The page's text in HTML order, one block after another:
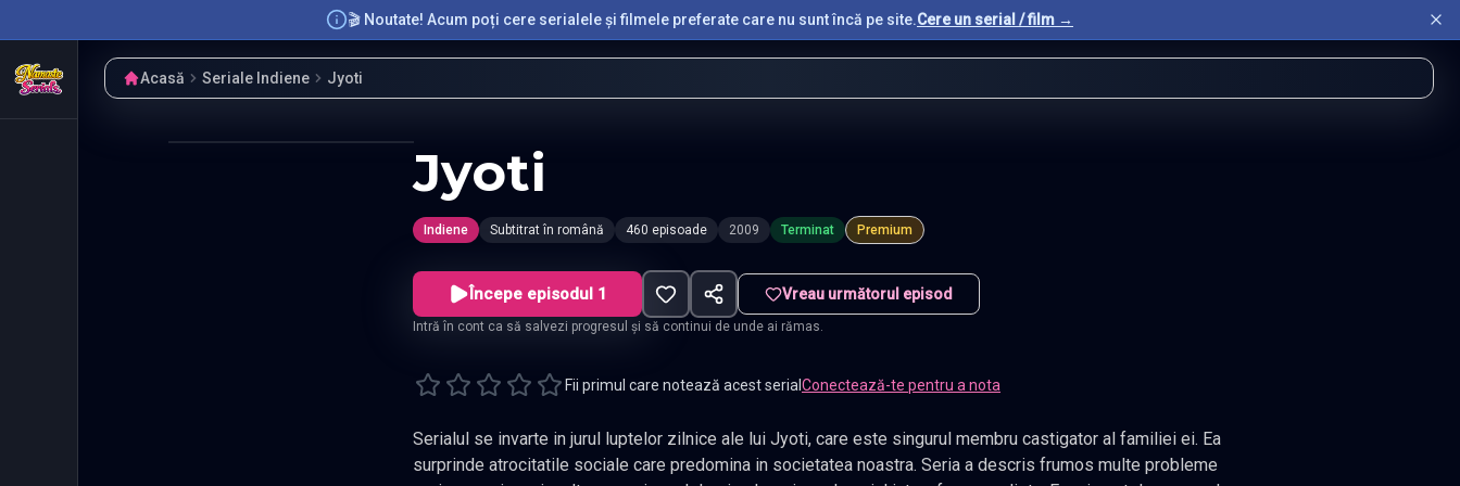
🎬 Noutate! Acum poți cere serialele și filmele preferate care nu sunt încă pe site.Cere un serial / film →
Acasă Seriale Indiene Jyoti
Jyoti
Indiene Subtitrat în română 460 episoade 2009 Terminat Premium
Începe episodul 1 Vreau următorul episod
Intră în cont ca să salvezi progresul și să continui de unde ai rămas.
Fii primul care notează acest serial Conectează-te pentru a nota
Serialul se invarte in jurul luptelor zilnice ale lui Jyoti, care este singurul membru castigator al familiei ei. Ea
surprinde atrocitatile sociale care predomina in societatea noastra. Seria a descris frumos multe probleme